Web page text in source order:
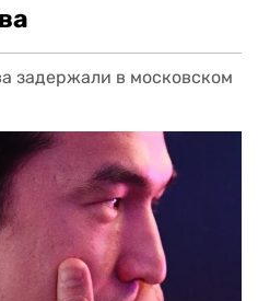
задержали в московском